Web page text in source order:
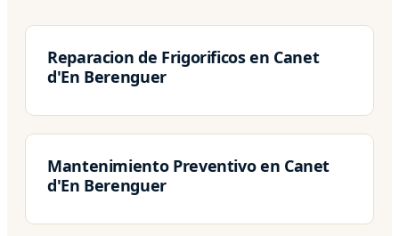
Reparacion de Frigorificos en Canet
d'En Berenguer
Mantenimiento Preventivo en Canet
d'En Berenguer